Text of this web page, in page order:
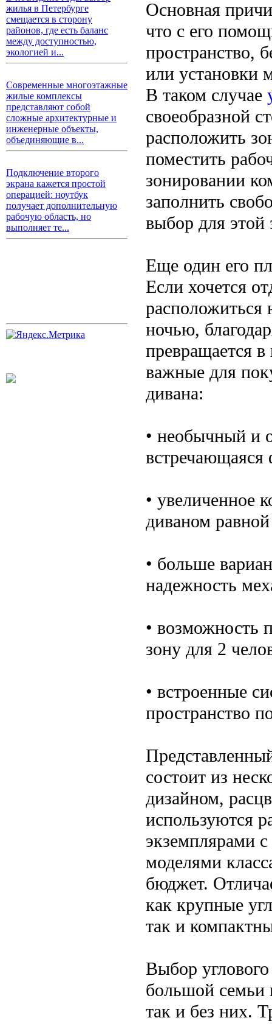
жилья в Петербурге
смещается в сторону
районов, где есть баланс
между доступностью,
экологией и...
Современные многоэтажные
жилые комплексы
представляют собой
сложные архитектурные и
инженерные объекты,
объединяющие в...
Подключение второго
экрана кажется простой
операцией: ноутбук
получает дополнительную
рабочую область, но
выполняет те...
Основная
что с его
пространство,
или
В таком случае
своеобразной
расположить
поместить
зонировании
заполнить
выбор для этой
Еще один его
Если хочется
расположиться
ночью,
превращается
важные для
дивана:
• необычный и
встречающаяся
• увеличенное
диваном
• больше
надежность
• возможность
зону для 2
• встроенные
пространство
состоит из
дизайном,
используются
экземплярами
моделями
бюджет.
как крупные
так и
Выбор
большой семьи
так и без них.